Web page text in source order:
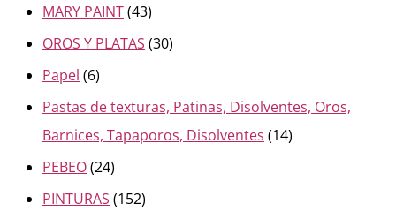
MARY PAINT(43)
OROS Y PLATAS (30)
Papel (6)
Pastas de texturas, Patinas, Disolventes, Oros,
Barnices, Tapaporos, Disolventes (14)
PEBEO(24)
PINTURAS (152)